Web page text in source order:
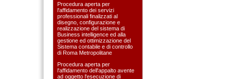
Procedura aperta per
l'affidamento dei servizi
professionali finalizzati al
disegno, configurazione e
realizzazione del sistema di
Business intelligence ed alla
gestione ed ottimizzazione del
Sistema contabile e di controllo
di Roma Metropolitane
Procedura aperta per
l'affidamento dell'appalto avente
ad oggetto l'esecuzione di